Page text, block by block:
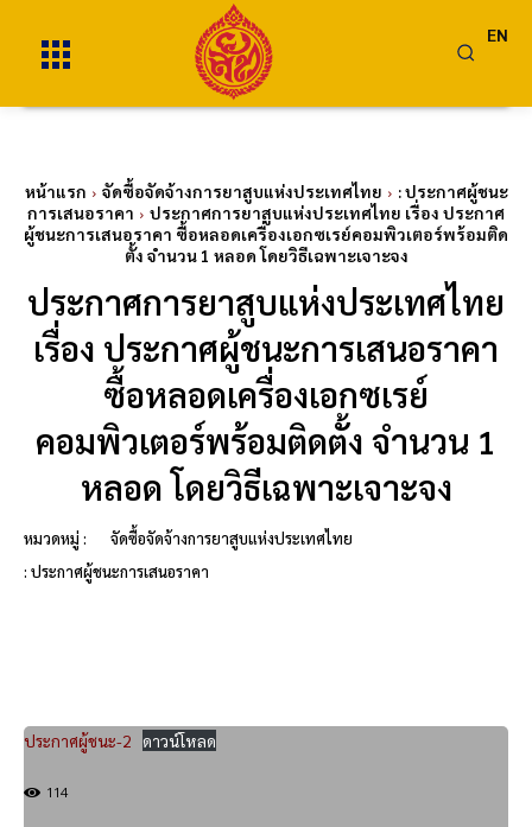
EN
หน้าแรก จัดซื้อจัดจ้างการยาสูบแห่งประเทศไทย
: ประกาศผู้ชนะ
การเสนอราคา
ประกาศการยาสูบแห่งประเทศไทย เรื่อง ประกาศ
ผู้ชนะการเสนอราคา ซื้อหลอดเครื่องเอกซเรย์คอมพิวเตอร์พร้อมติด
ตั้ง จำนวน 1 หลอด โดยวิธีเฉพาะเจาะจง
ประกาศการยาสูบแห่งประเทศไทย
เรื่อง ประกาศผู้ชนะการเสนอราคา
ซื้อหลอดเครื่องเอกซเรย์
คอมพิวเตอร์พร้อมติดตั้ง จำนวน 1
หลอด โดยวิธีเฉพาะเจาะจง
หมวดหมู่ :
จัดซื้อจัดจ้างการยาสูบแห่งประเทศไทย
: ประกาศผู้ชนะการเสนอราคา
ประกาศผู้ชนะ-2 ดาวน์โหลด
114